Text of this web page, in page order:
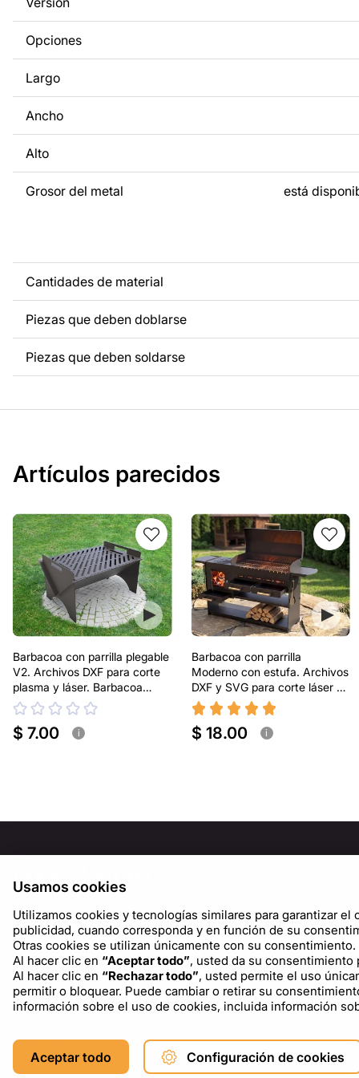
a tus necesidades. Si necesitas un diseño personalizado
metal, ponte en contacto con nosotros.
Si tienes alguna pregunta o necesitas ayuda, ponte en
cualquier momento: estamos siempre listos para ayudarte.
Opciones
Largo
Ancho
Alto
Grosor del metal
está
Cantidades de material
Piezas que deben doblarse
Piezas que deben soldarse
Artículos parecidos
Barbacoa con parrilla plegable
V2. Archivos DXF para corte
plasma y láser. Barbacoa
portátil
$ 7.00 i
Barbacoa con parrilla
Moderno con estufa. Archivos
DXF y SVG para corte láser y
plasma
$ 18.00 i
Blog
Copyright © 2026 DXF4YOU.
Usamos cookies
Utilizamos cookies y tecnologías similares para garantizar
publicidad, cuando corresponda y en función de su
Otras cookies se utilizan únicamente con su consentimiento.
Al hacer clic en “Aceptar todo”, usted da su consentimiento
Al hacer clic en “Rechazar todo”, usted permite el uso
permitir o bloquear. Puede cambiar o retirar su
información sobre el uso de cookies, incluida información
Aceptar todo Configuración de cookies